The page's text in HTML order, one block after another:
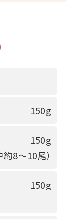
150g
150g
約8～10尾）
150g